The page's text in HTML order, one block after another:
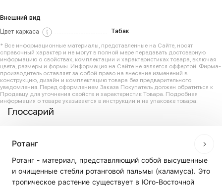
Внешний вид
Цвет каркаса
Табак
* Все информационные материалы, представленные на Сайте, носят
справочный характер и не могут в полной мере передавать достоверную
информацию о свойствах, комплектации и характеристиках товара, включая
цвета, размеры и формы. Информация на Сайте не является оффертой. Фирма-
производитель оставляет за собой право на внесение изменений в
конструкцию, дизайн и комплектацию товара без предварительного
уведомления. Перед оформлением Заказа Покупатель должен обратиться к
Продавцу для уточнения свойств и характеристик Товара. Подробная
информация о товаре указывается в инструкции и на упаковке товара.
Глоссарий
Ротанг
Ротанг - материал, представляющий собой высушенные
и очищенные стебли ротанговой пальмы (каламуса). Это
тропическое растение существует в Юго-Восточной